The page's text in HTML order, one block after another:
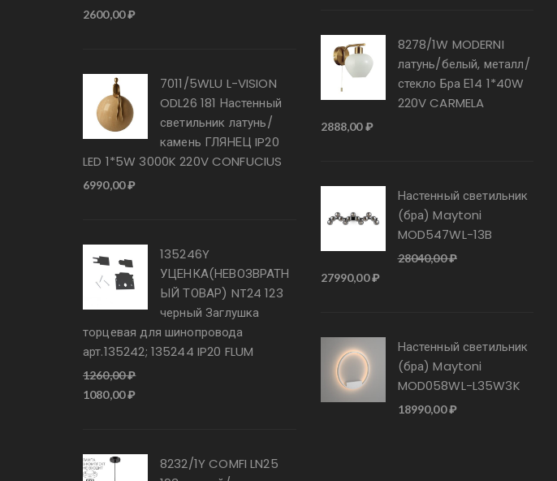
2600,00₽
7011/5WLU L-VISION
ODL26 181 Настенный
светильник латунь/
камень ГЛЯНЕЦ IP20
LED 1*5W 3000K 220V CONFUCIUS
6990,00₽
135246Y
УЦЕНКА(НЕВОЗВРАТН
ЫЙ ТОВАР) NT24 123
черный Заглушка
торцевая для шинопровода
арт.135242; 135244 IP20 FLUM
1260,00₽
Первоначальная
1260,00 ₽.
1080,00₽Текущая
8232/1Y COMFI LN25
8278/1W MODERNI
латунь/белый, металл/
стекло Бра Е14 1*40W
220V CARMELA
2888,00₽
Настенный светильник
(бра) Maytoni
MOD547WL-13B
28040,00₽
Первоначальная
28040,00 ₽.
27990,00₽Текущая
Настенный светильник
(бра) Maytoni
MOD058WL-L35W3K
18990,00₽